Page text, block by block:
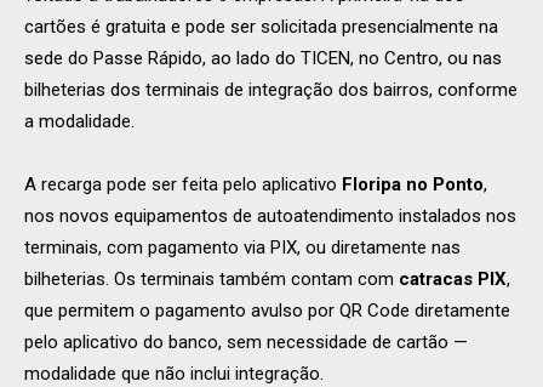
cartões é gratuita e pode ser solicitada presencialmente na
sede do Passe Rápido, ao lado do TICEN, no Centro, ou nas
bilheterias dos terminais de integração dos bairros, conforme
a modalidade.
A recarga pode ser feita pelo aplicativo Floripa no Ponto,
nos novos equipamentos de autoatendimento instalados nos
terminais, com pagamento via PIX, ou diretamente nas
bilheterias. Os terminais também contam com catracas PIX,
que permitem o pagamento avulso por QR Code diretamente
pelo aplicativo do banco, sem necessidade de cartão —
modalidade que não inclui integração.